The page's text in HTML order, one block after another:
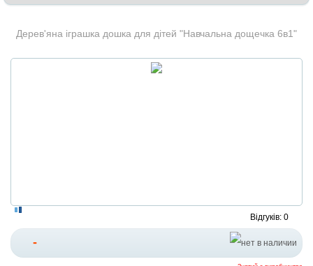
Дерев'яна іграшка дошка для дітей "Навчальна дощечка 6в1"
Відгуків: 0
-